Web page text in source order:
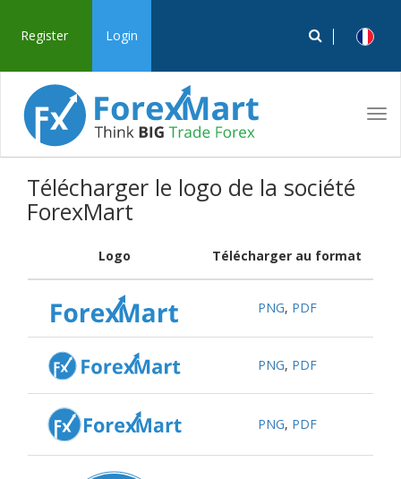
Register Login
Télécharger le logo de la société
ForexMart
Logo Télécharger au format
PNG, PDF
PNG, PDF
PNG, PDF